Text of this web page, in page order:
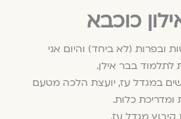
כוכבא
ובפרות (לא ביחד) והיום אני
לתלמוד בבר אילן.
במגדל עז, יועצת הלכה מטעם
כלות.
מגדל עז.